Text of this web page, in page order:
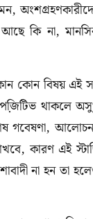
কি না,
কোন বিষয় এই
পজি়টিভ থাকলে
গবেষণা,
কারণ এই
না হন তা